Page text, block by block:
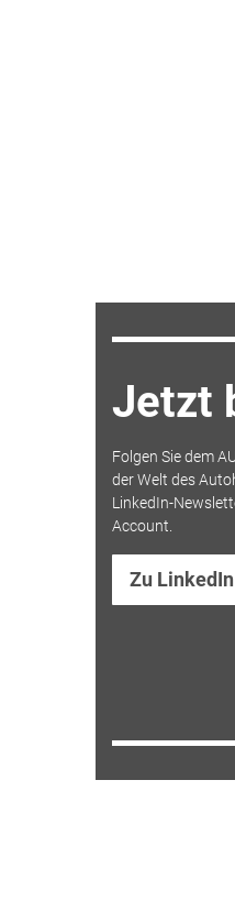
Jetzt
Folgen Sie dem
der Welt des
LinkedIn-
Account.
Zu LinkedIn